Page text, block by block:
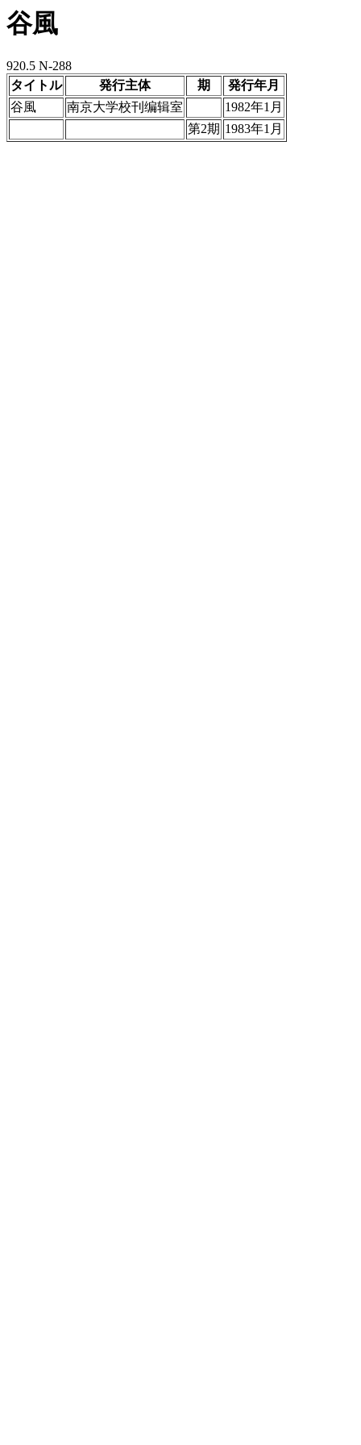
谷風
920.5 N-288
タイトル
発行主体 期
発行年月
谷風
南京大学校刊编辑室
1982年1月
第2期 1983年1月